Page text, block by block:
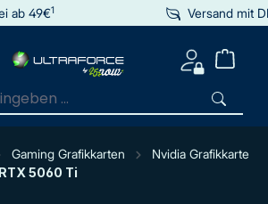
ab 49€1 Versand mit
Gaming Grafikkarten
Nvidia Grafikkarte
RTX 5060 Ti